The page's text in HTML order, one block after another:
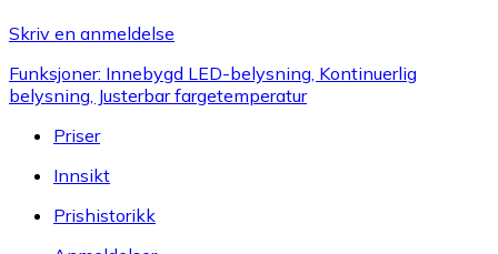
Skriv en anmeldelse
Funksjoner: Innebygd LED-belysning, Kontinuerlig
belysning, Justerbar fargetemperatur
Priser
Innsikt
Prishistorikk